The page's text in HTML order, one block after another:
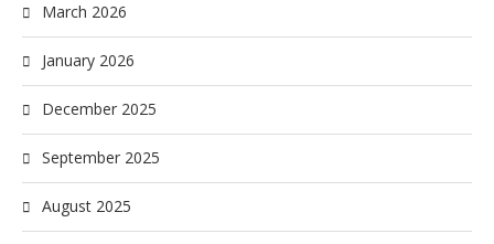
March 2026
January 2026
December 2025
September 2025
August 2025